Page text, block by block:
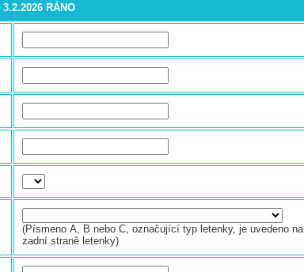
RÁNO
(Písmeno A, B nebo C, označující typ letenky, je uvedeno na
zadní straně letenky)